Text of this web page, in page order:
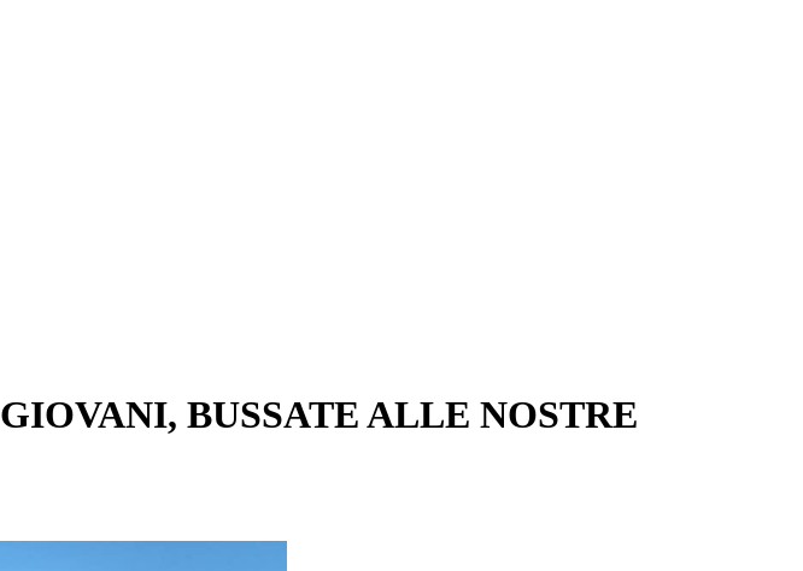
BUSSATE ALLE NOSTRE